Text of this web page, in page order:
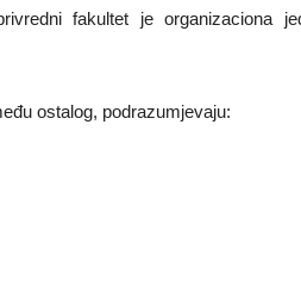
fakultet je organizaciona
ostalog, podrazumjevaju: